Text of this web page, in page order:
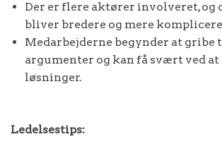
Der er flere aktører involveret, og
bliver bredere og mere
Medarbejderne begynder at
argumenter og kan få svært ved
løsninger.
Ledelsestips: